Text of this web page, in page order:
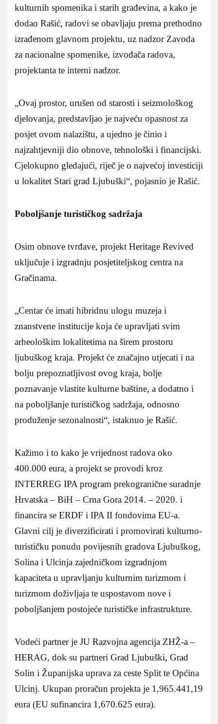
kulturnih spomenika i starih građevina, a kako je
dodao Rašić, radovi se obavljaju prema prethodno
izrađenom glavnom projektu, uz nadzor Zavoda
za nacionalne spomenike, izvođača radova,
projektanta te interni nadzor.
„Ovaj prostor, urušen od starosti i seizmološkog
djelovanja, predstavljao je najveću opasnost za
posjet ovom nalazištu, a ujedno je činio i
najzahtjevniji dio obnove, tehnološki i financijski.
Cjelokupno gledajući, riječ je o najvećoj investiciji
u lokalitet Stari grad Ljubuški“, pojasnio je Rašić.
Poboljšanje turističkog sadržaja
Osim obnove tvrđave, projekt Heritage Revived
uključuje i izgradnju posjetiteljskog centra na
Gračinama.
„Centar će imati hibridnu ulogu muzeja i
znanstvene institucije koja će upravljati svim
arheološkim lokalitetima na širem prostoru
ljubuškog kraja. Projekt će značajno utjecati i na
bolju prepoznatljivost ovog kraja, bolje
poznavanje vlastite kulturne baštine, a dodatno i
na poboljšanje turističkog sadržaja, odnosno
produženje sezonalnosti“, istaknuo je Rašić.
Kažimo i to kako je vrijednost radova oko
400.000 eura, a projekt se provodi kroz
INTERREG IPA program prekogranične suradnje
Hrvatska – BiH – Crna Gora 2014. – 2020. i
financira se ERDF i IPA II fondovima EU-a.
Glavni cilj je diverzificirati i promovirati kulturno-
turističku ponudu povijesnih gradova Ljubuškog,
Solina i Ulcinja zajedničkom izgradnjom
kapaciteta u upravljanju kulturnim turizmom i
turizmom doživljaja te uspostavom nove i
poboljšanjem postojeće turističke infrastrukture.
Vodeći partner je JU Razvojna agencija ZHŽ-a –
HERAG, dok su partneri Grad Ljubuški, Grad
Solin i Županijska uprava za ceste Split te Općina
Ulcinj. Ukupan proračun projekta je 1,965.441,19
eura (EU sufinancira 1,670.625 eura).